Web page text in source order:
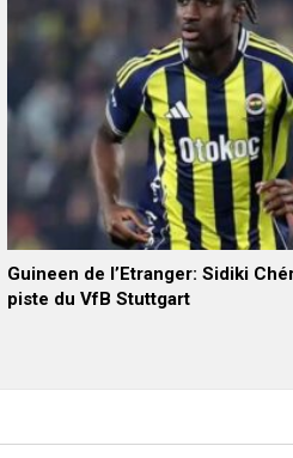
Guineen de l’Etranger: Sidiki
piste du VfB Stuttgart